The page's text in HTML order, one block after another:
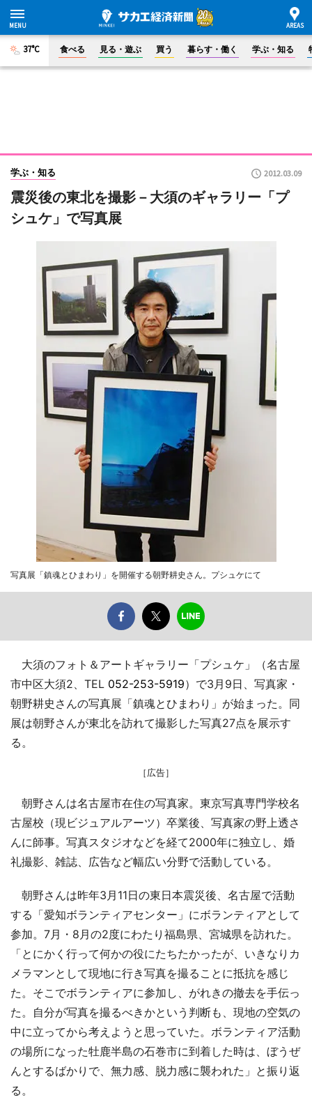
37°C 食べる 見る・遊ぶ 買う 暮らす・働く 学ぶ・知る
学ぶ・知る 2012.03.09
震災後の東北を撮影－大須のギャラリー「プ
シュケ」で写真展
写真展「鎮魂とひまわり」を開催する朝野耕史さん。プシュケにて
大須のフォト＆アートギャラリー「プシュケ」（名古屋
市中区大須2、TEL 052-253-5919）で3月9日、写真家・
朝野耕史さんの写真展「鎮魂とひまわり」が始まった。同
展は朝野さんが東北を訪れて撮影した写真27点を展示す
る。
［広告］
朝野さんは名古屋市在住の写真家。東京写真専門学校名
古屋校（現ビジュアルアーツ）卒業後、写真家の野上透さ
んに師事。写真スタジオなどを経て2000年に独立し、婚
礼撮影、雑誌、広告など幅広い分野で活動している。
朝野さんは昨年3月11日の東日本震災後、名古屋で活動
する「愛知ボランティアセンター」にボランティアとして
参加。7月・8月の2度にわたり福島県、宮城県を訪れた。
「とにかく行って何かの役にたちたかったが、いきなりカ
メラマンとして現地に行き写真を撮ることに抵抗を感じ
た。そこでボランティアに参加し、がれきの撤去を手伝っ
た。自分が写真を撮るべきかという判断も、現地の空気の
中に立ってから考えようと思っていた。ボランティア活動
の場所になった牡鹿半島の石巻市に到着した時は、ぼうぜ
んとするばかりで、無力感、脱力感に襲われた」と振り返
る。